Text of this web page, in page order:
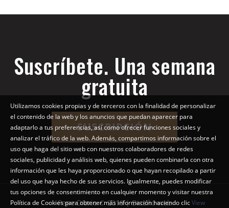
Suscríbete. Una semana
gratuita
SUSCRIPCIÓN
Pepe Diario © 2018 | Diseño web
Utilizamos cookies propias y de terceros con la finalidad de personalizar
el contenido de la web y los anuncios que puedan aparecer para
adaptarlo a tus preferencias, así como ofrecer funciones sociales y
analizar el tráfico de la web. Además, compartimos información sobre el
uso que haga del sitio web con nuestros colaboradores de redes
sociales, publicidad y análisis web, quienes pueden combinarla con otra
información que les haya proporcionado o que hayan recopilado a partir
del uso que haya hecho de sus servicios. Igualmente, puedes modificar
tus opciones de consentimiento en cualquier momento y visitar nuestra
Política de Cookies para obtener más información haciendo clicView